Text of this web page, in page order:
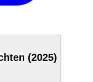
(2025)